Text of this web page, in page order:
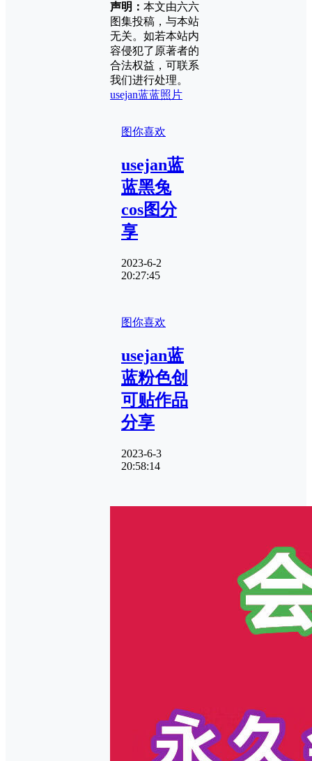
声明： 本文由六六
图集投稿，与本站
无关。如若本站内
容侵犯了原著者的
合法权益，可联系
我们进行处理。
usejan蓝蓝照片
图你喜欢
usejan蓝
蓝黑兔
cos图分
享
2023-6-2
20:27:45
图你喜欢
usejan蓝
蓝粉色创
可贴作品
分享
2023-6-3
20:58:14